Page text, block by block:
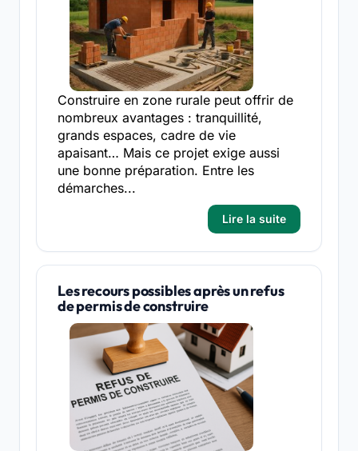
Construire en zone rurale peut offrir de
nombreux avantages : tranquillité,
grands espaces, cadre de vie
apaisant… Mais ce projet exige aussi
une bonne préparation. Entre les
démarches...
Lire la suite
Les recours possibles après un refus
de permis de construire